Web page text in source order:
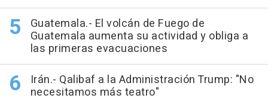
Guatemala.- El volcán de Fuego de
Guatemala aumenta su actividad y obliga a
las primeras evacuaciones
Irán.- Qalibaf a la Administración Trump: "No
necesitamos más teatro"